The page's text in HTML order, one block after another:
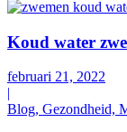
Koud water
februari 21, 2022
Blog, Gezondheid,